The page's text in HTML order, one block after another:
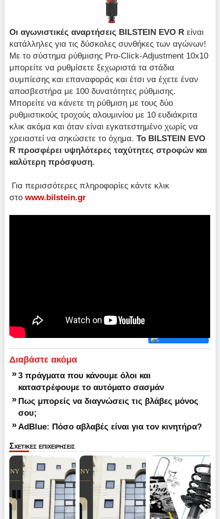
Οι αγωνιστικές αναρτήσεις BILSTEIN EVO R είναι
κατάλληλες για τις δύσκολες συνθήκες των αγώνων!
Με το σύστημα ρύθμισης Pro-Click-Adjustment 10x10
μπορείτε να ρυθμίσετε ξεχωριστά τα στάδια
συμπίεσης και επαναφοράς και έτσι να έχετε έναν
αποσβεστήρα με 100 δυνατότητες ρύθμισης.
Μπορείτε να κάνετε τη ρύθμιση με τους δύο
ρυθμιστικούς τροχούς αλουμινίου με 10 ευδιάκριτα
κλικ ακόμα και όταν είναι εγκατεστημένο χωρίς να
χρειαστεί να σηκώσετε το όχημα.Το BILSTEIN EVO
R προσφέρει υψηλότερες ταχύτητες στροφών και
καλύτερη πρόσφυση.
Για περισσότερες πληροφορίες κάντε κλικ
στοwww.bilstein.gr
Διαβάστε ακόμα
» 3 πράγματα που κάνουμε όλοι και
καταστρέφουμε το αυτόματο σασμάν
» Πως μπορείς να διαγνώσεις τις βλάβες μόνος
σου;
» AdBlue: Πόσο αβλαβές είναι για τον κινητήρα?
Σχετικες επιχειρησεις
Pause